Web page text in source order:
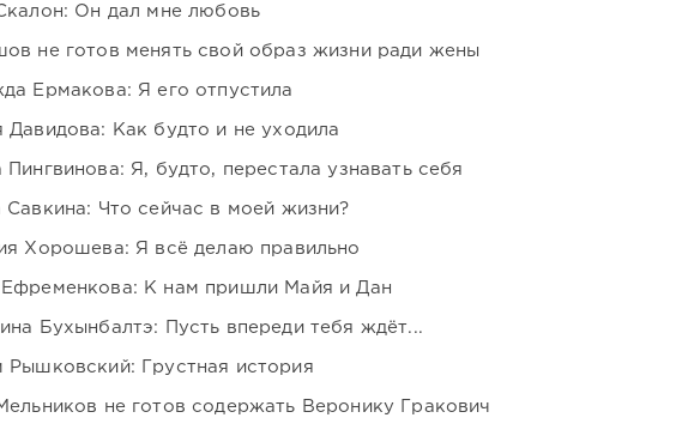
Он дал мне любовь
не готов менять свой образ жизни ради жены
Ермакова: Я его отпустила
Давидова: Как будто и не уходила
Пингвинова: Я, будто, перестала узнавать себя
Савкина: Что сейчас в моей жизни?
Хорошева: Я всё делаю правильно
К нам пришли Майя и Дан
Бухынбалтэ: Пусть впереди тебя ждёт...
Рышковский: Грустная история
не готов содержать Веронику Гракович